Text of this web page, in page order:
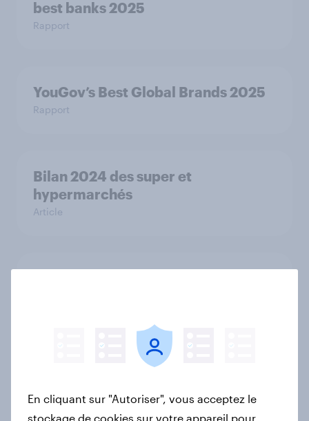
best banks 2025
Rapport
YouGov’s Best Global Brands 2025
Rapport
Bilan 2024 des super et
hypermarchés
Article
connected insights and audience
platform with YouGov
En cliquant sur "Autoriser", vous acceptez le
stockage de cookies sur votre appareil pour